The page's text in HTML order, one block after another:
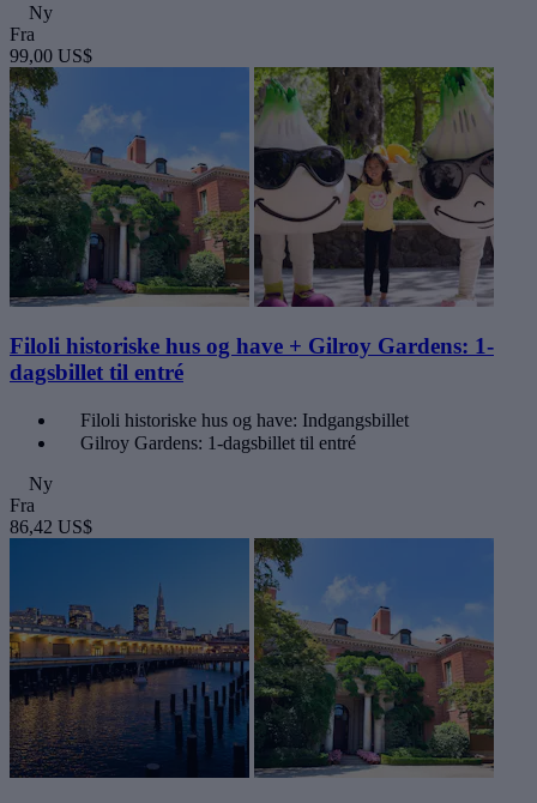
Ny
Fra
99,00 US$
Filoli historiske hus og have + Gilroy Gardens: 1-
dagsbillet til entré
Filoli historiske hus og have: Indgangsbillet
Gilroy Gardens: 1-dagsbillet til entré
Ny
Fra
86,42 US$